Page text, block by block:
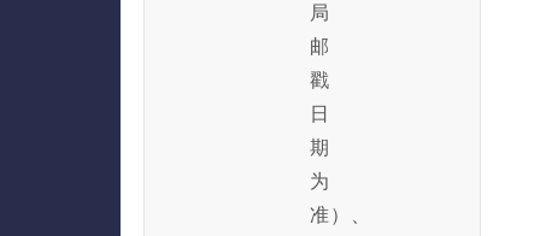
局
邮
戳
日
期
为
准）、